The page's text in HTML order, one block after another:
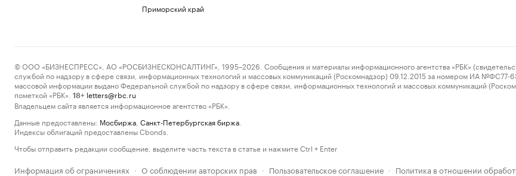
Приморский край
© ООО «БИЗНЕСПРЕСС», АО «РОСБИЗНЕСКОНСАЛТИНГ», 1995–2026. Сообщения и материалы информационного агентства «РБК»
службой по надзору в сфере связи, информационных технологий и массовых коммуникаций (Роскомнадзор) 09.12.2015 за номером ИА №ФС77-
массовой информации выдано Федеральной службой по надзору в сфере связи, информационных технологий и массовых коммуникаций
пометкой «РБК».
18+ letters@rbc.ru
Владельцем сайта является информационное агентство «РБК».
Данные предоставлены: Мосбиржа Санкт-Петербургская биржа
Индексы облигаций предоставлены Cbonds.
Чтобы отправить редакции сообщение, выделите часть текста в статье и нажмите Ctrl + Enter
Информация об ограничениях · О соблюдении авторских прав · Пользовательское соглашение · Политика в отношении